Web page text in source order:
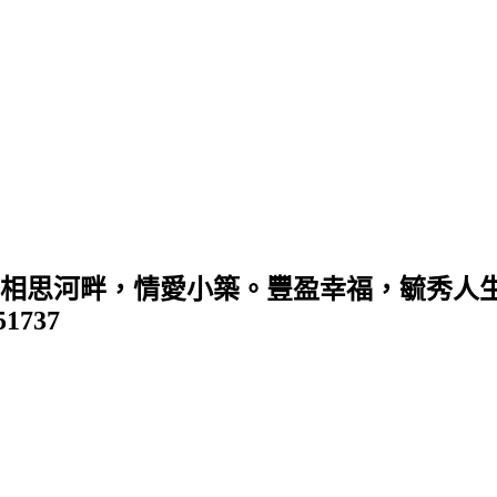
思河畔，情愛小築。豐盈幸福，毓秀人